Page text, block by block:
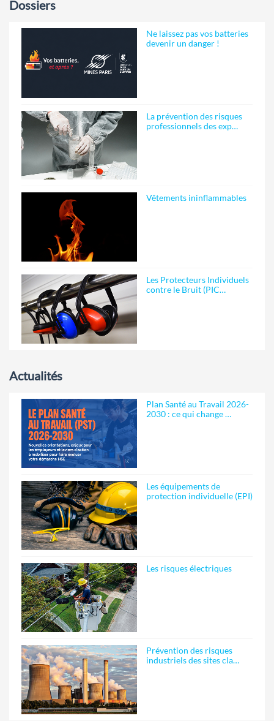
Dossiers
Ne laissez pas vos batteries
devenir un danger !
La prévention des risques
professionnels des exp…
Vêtements ininflammables
Les Protecteurs Individuels
contre le Bruit (PIC…
Actualités
Plan Santé au Travail 2026-
2030 : ce qui change …
Les équipements de
protection individuelle (EPI)
Les risques électriques
Prévention des risques
industriels des sites cla…